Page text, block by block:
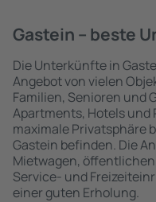
Gastein – beste
Die Unterkünfte in
Angebot von vielen
Familien, Senioren und
Apartments, Hotels
maximale Privatsphäre
Gastein befinden. Die
Mietwagen,
Service- und
einer guten Erholung.